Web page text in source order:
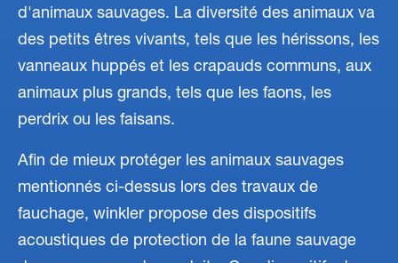
d'animaux sauvages. La diversité des animaux va
des petits êtres vivants, tels que les hérissons, les
vanneaux huppés et les crapauds communs, aux
animaux plus grands, tels que les faons, les
perdrix ou les faisans.
Afin de mieux protéger les animaux sauvages
mentionnés ci-dessus lors des travaux de
fauchage, winkler propose des dispositifs
acoustiques de protection de la faune sauvage